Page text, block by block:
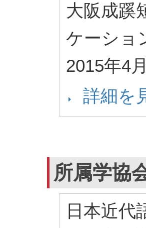
大阪成蹊
ケーショ
2015年4
詳細を
所属学協
日本近代